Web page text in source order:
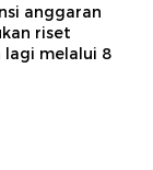
anggaran
riset
lagi melalui 8